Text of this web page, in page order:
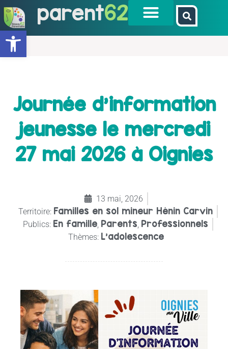
Ouvrir la barre d’outils
parent62
Journée d’information
jeunesse le mercredi
27 mai 2026 à Oignies
13 mai, 2026
Territoire: Familles en sol mineur Hénin Carvin
Publics: En famille Parents Professionnels
Thèmes: L’adolescence